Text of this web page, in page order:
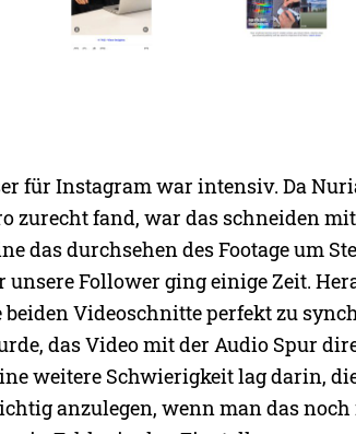
für Instagram war intensiv. Da
zurecht fand, war das schneiden
das durchsehen des Footage um
Follower ging einige Zeit.
Videoschnitte perfekt zu
das Video mit der Audio Spur
weitere Schwierigkeit lag darin,
anzulegen, wenn man das noch